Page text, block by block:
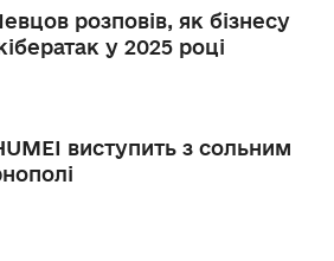
розповів, як бізнесу
у 2025 році
виступить з сольним